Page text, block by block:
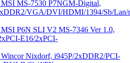
MSI MS-7530 P7NGM-Digital,
VGA/DVI/HDMI/1394/Sb/
P6N SLI V2 MS-7346 Ver 1.0,
E16/2xPCI-
Wincor Nixdorf, i945P/2xDDR2/PCI-